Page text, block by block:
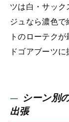
ツは白・サッ
ジュなら濃色
トのローテク
ドゴアブーツ
シーン別
出張